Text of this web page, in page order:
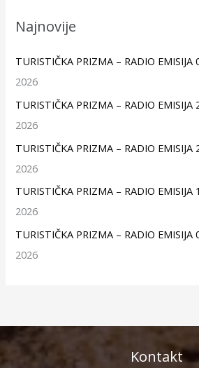
Najnovije
TURISTIČKA PRIZMA – RADIO EMISIJA
2026
TURISTIČKA PRIZMA – RADIO EMISIJA
2026
TURISTIČKA PRIZMA – RADIO EMISIJA
2026
TURISTIČKA PRIZMA – RADIO EMISIJA
2026
TURISTIČKA PRIZMA – RADIO EMISIJA
2026
Kontakt